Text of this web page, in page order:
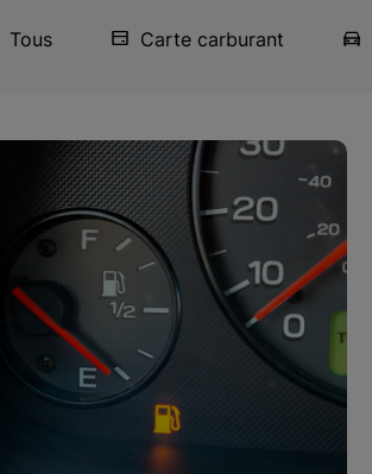
Tous Carte carburant